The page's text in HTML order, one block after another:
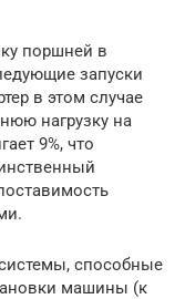
поршней в
запуски
в этом случае
нагрузку на
9%, что
способные
машины (к